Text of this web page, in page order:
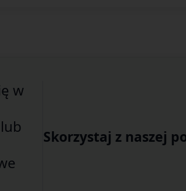
w
Skorzystaj z naszej